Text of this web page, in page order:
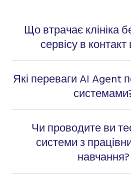
Що втрачає клініка
сервісу в контакт
Які переваги AI Agent
розширенні
Чи проводите ви
системи з
навчання?